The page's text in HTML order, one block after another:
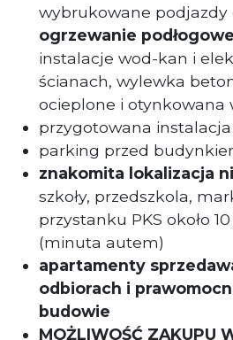
wybrukowane podjazdy
ogrzewanie podłogowe
instalacje wod-kan i
ścianach, wylewka
ocieplone i otynkowana
przygotowana
parking przed
znakomita lokalizacja
szkoły, przedszkola,
przystanku PKS około
(minuta autem)
apartamenty
odbiorach i
budowie
MOŻLIWOŚĆ ZAKUPU